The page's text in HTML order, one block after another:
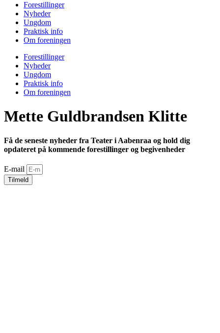
Forestillinger
Nyheder
Ungdom
Praktisk info
Om foreningen
Forestillinger
Nyheder
Ungdom
Praktisk info
Om foreningen
Mette Guldbrandsen Klitte
Få de seneste nyheder fra Teater i Aabenraa og hold dig
opdateret på kommende forestillinger og begivenheder
E-mail
Tilmeld